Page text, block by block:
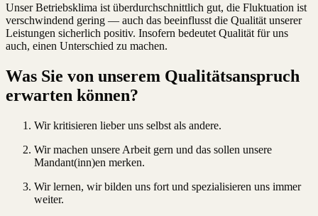
Unser Betriebsklima ist überdurchschnittlich gut, die Fluktuation ist
verschwindend gering — auch das beeinflusst die Qualität unserer
Leistungen sicherlich positiv. Insofern bedeutet Qualität für uns
auch, einen Unterschied zu machen.
Was Sie von unserem Qualitätsanspruch
erwarten können?
Wir kritisieren lieber uns selbst als andere.
Wir machen unsere Arbeit gern und das sollen unsere
Mandant(inn)en merken.
Wir lernen, wir bilden uns fort und spezialisieren uns immer
weiter.